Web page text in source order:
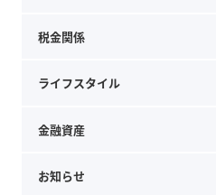
税金関係
ライフスタイル
金融資産
お知らせ